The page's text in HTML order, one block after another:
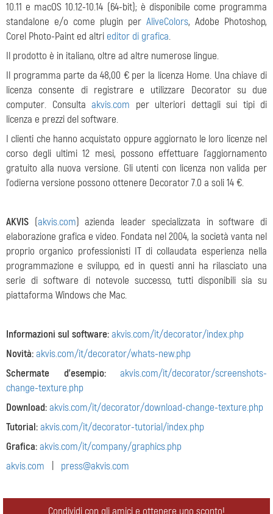
10.11 e macOS 10.12-10.14 (64-bit); è disponibile come programma
standalone e/o come plugin per AliveColors, Adobe Photoshop,
Corel Photo-Paint ed altri editor di grafica.
Il prodotto è in italiano, oltre ad altre numerose lingue.
Il programma parte da 48,00 € per la licenza Home. Una chiave di
licenza consente di registrare e utilizzare Decorator su due
computer. Consulta akvis.com per ulteriori dettagli sui tipi di
licenza e prezzi del software.
I clienti che hanno acquistato oppure aggiornato le loro licenze nel
corso degli ultimi 12 mesi, possono effettuare l'aggiornamento
gratuito alla nuova versione. Gli utenti con licenza non valida per
l'odierna versione possono ottenere Decorator 7.0 a soli 14 €.
AKVIS (akvis.com) azienda leader specializzata in software di
elaborazione grafica e video. Fondata nel 2004, la società vanta nel
proprio organico professionisti IT di collaudata esperienza nella
programmazione e sviluppo, ed in questi anni ha rilasciato una
serie di software di notevole successo, tutti disponibili sia su
piattaforma Windows che Mac.
Informazioni sul software:akvis.com/it/decorator/index.php
Novità:akvis.com/it/decorator/whats-new.php
Schermate d'esempio:
akvis.com/it/decorator/screenshots-
change-texture.php
Download:akvis.com/it/decorator/download-change-texture.php
Tutorial:akvis.com/it/decorator-tutorial/index.php
Grafica:akvis.com/it/company/graphics.php
akvis.com
press@akvis.com
Condividi con gli amici e ottenere uno sconto!